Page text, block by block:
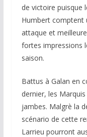
de victoire puisque
Humbert comptent
attaque et
fortes impressions
saison.
Battus à Galan en
dernier, les
jambes. Malgrè la
scénario de cette
Larrieu pourront